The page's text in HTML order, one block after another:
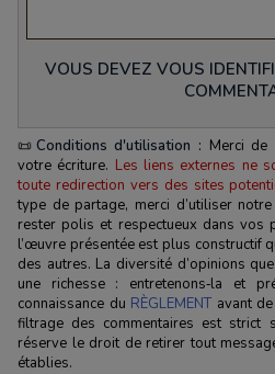
VOUS DEVEZ VOUS
📜 Conditions d'utilisation : Merci
votre écriture. Les liens externes ne
toute redirection vers des sites
type de partage, merci d’utiliser
rester polis et respectueux dans vos
l’œuvre présentée est plus constructif
des autres. La diversité d’opinions
une richesse : entretenons‑la et
connaissance du RÈGLEMENT avant
filtrage des commentaires est strict
réserve le droit de retirer tout
établies.